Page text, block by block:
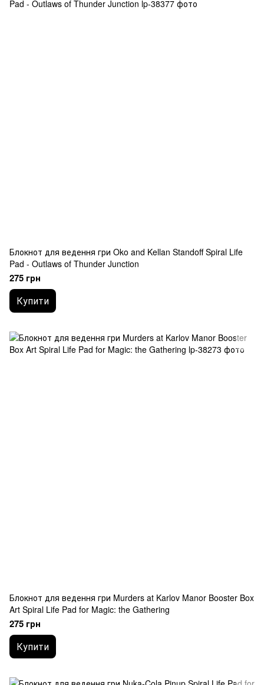
Блокнот для ведення гри Oko and Kellan Standoff Spiral Life
Pad - Outlaws of Thunder Junction
275 грн
Купити
Блокнот для ведення гри Murders at Karlov Manor Booster Box
Art Spiral Life Pad for Magic: the Gathering
275 грн
Купити